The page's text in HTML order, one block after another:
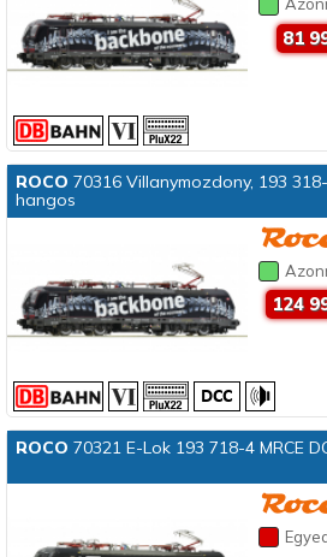
81
ROCO 70316 Villanymozdony, 193
hangos
124
ROCO 70321 E-Lok 193 718-4 MRCE